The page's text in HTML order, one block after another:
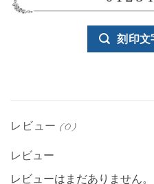
刻印文
レビュー (0)
レビュー
レビューはまだありません。